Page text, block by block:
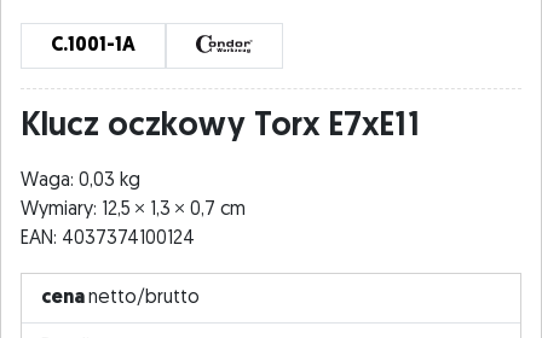
C.1001-1A
Klucz oczkowy Torx E7xE11
Waga: 0,03 kg
Wymiary: 12,5
1,3
0,7 cm
EAN: 4037374100124
cenanetto/brutto